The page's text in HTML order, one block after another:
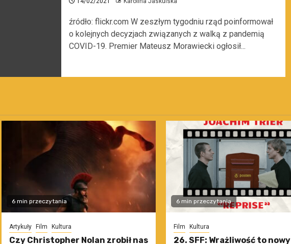
źródło: flickr.com W zeszłym tygodniu rząd poinformował
o kolejnych decyzjach związanych z walką z pandemią
COVID-19. Premier Mateusz Morawiecki ogłosił...
6 min przeczytania
Artykuły Film Kultura
Czy Christopher Nolan zrobił nas
6 min przeczytania
Film Kultura
26. SFF: Wrażliwość to nowy